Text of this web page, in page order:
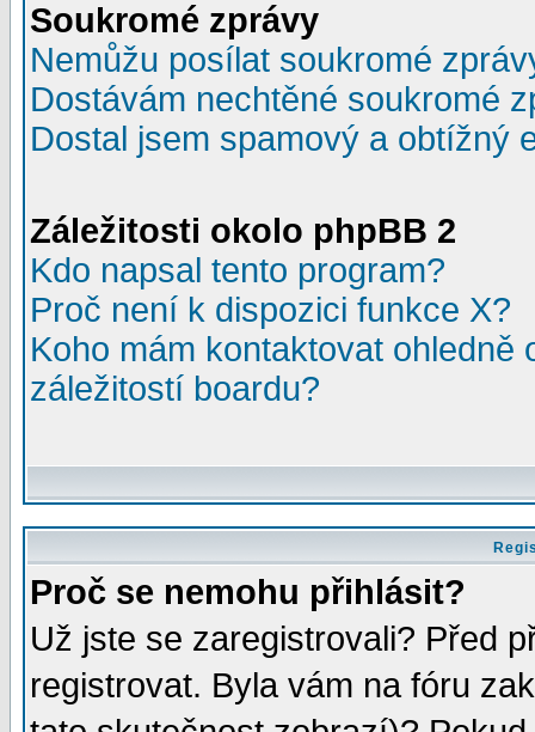
Soukromé zprávy
Nemůžu posílat soukromé
Dostávám nechtěné soukromé
Dostal jsem spamový a obtížný
Záležitosti okolo phpBB 2
Kdo napsal tento program?
Proč není k dispozici funkce X?
Koho mám kontaktovat
záležitostí boardu?
Proč se nemohu přihlásit?
Už jste se zaregistrovali? Před
registrovat. Byla vám na fóru